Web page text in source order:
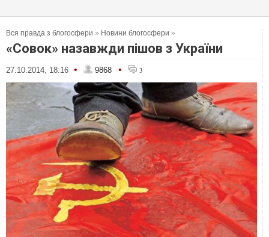
Вся правда з блогосфери » Новини блогосфери »
«Совок» назавжди пішов з України
27.10.2014, 18:16 • 9868 • 3